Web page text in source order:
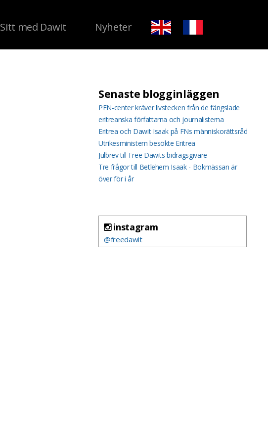
Sitt med Dawit Nyheter
Senaste blogginläggen
PEN-center kräver livstecken från de fängslade
eritreanska författarna och journalisterna
Eritrea och Dawit Isaak på FNs människorättsråd
Utrikesministern besökte Eritrea
Julbrev till Free Dawits bidragsgivare
Tre frågor till Betlehem Isaak - Bokmässan är
över för i år
instagram
@freedawit